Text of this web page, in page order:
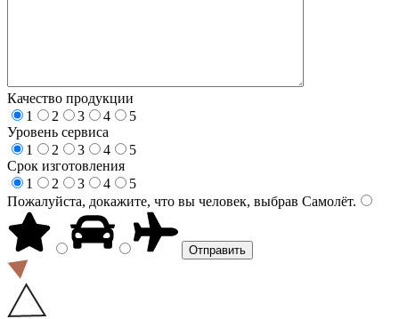
Качество продукции
1
2 3 4
5
Уровень сервиса
1
2 3 4
5
Срок изготовления
1
2 3 4
5
Пожалуйста, докажите, что вы человек, выбрав Самолёт.